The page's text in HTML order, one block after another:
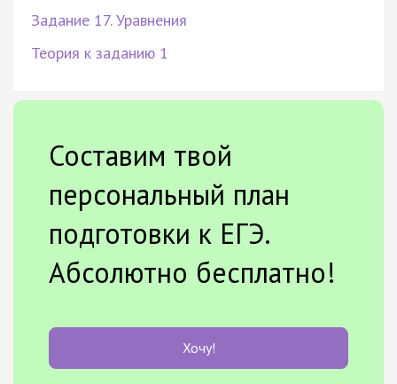
Задание 17. Уравнения
Теория к заданию 1
Составим твой
персональный план
подготовки к ЕГЭ.
Абсолютно бесплатно!
Хочу!